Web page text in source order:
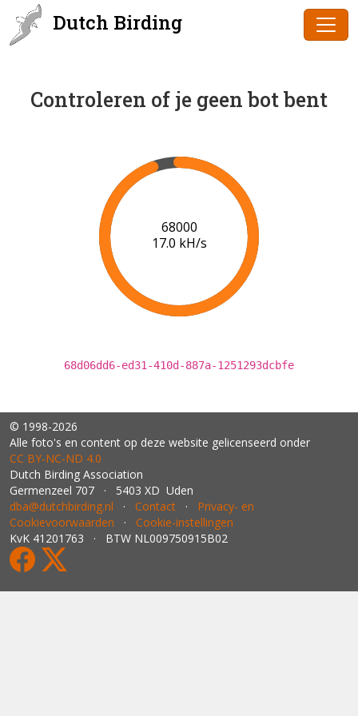
Dutch Birding
Controleren of je geen bot bent
70000
17.2 kH/s
68d06dd6-ed31-410d-887a-1251293dcbfe
© 1998-2026
Alle foto's en content op deze website gelicenseerd onder
CC BY‑NC‑ND 4.0
Dutch Birding Association
Germenzeel 707 · 5403 XD Uden
dba@dutchbirding.nl · Contact · Privacy- en
Cookievoorwaarden · Cookie-instellingen
KvK 41201763 · BTW NL009750915B02